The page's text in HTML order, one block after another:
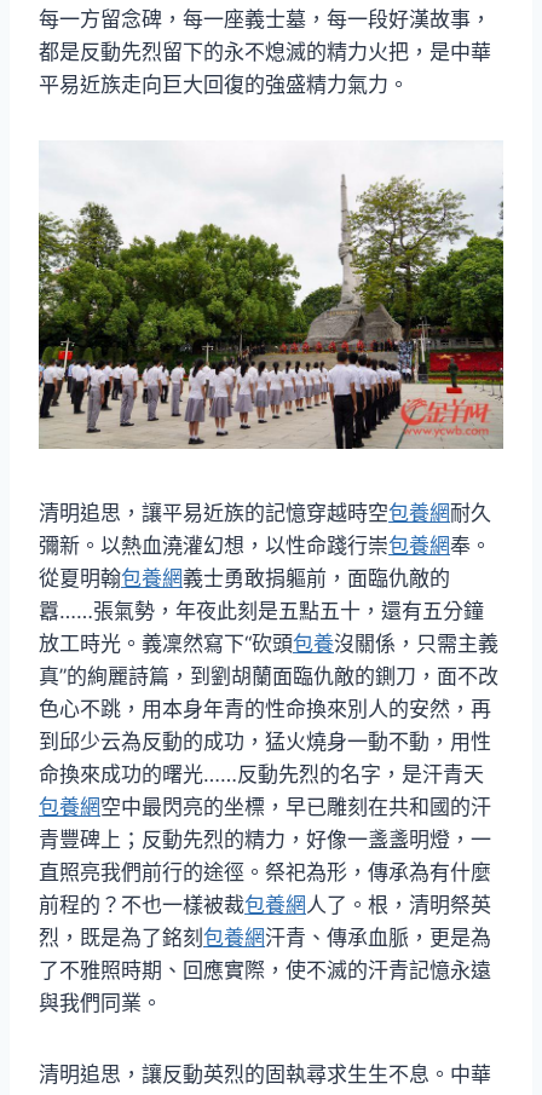
每一方留念碑，每一座義士墓，每一段好漢故事，
都是反動先烈留下的永不熄滅的精力火把，是中華
平易近族走向巨大回復的強盛精力氣力。
清明追思，讓平易近族的記憶穿越時空包養網耐久
彌新。以熱血澆灌幻想，以性命踐行崇包養網奉。
從夏明翰包養網義士勇敢捐軀前，面臨仇敵的
囂……張氣勢，年夜此刻是五點五十，還有五分鐘
放工時光。義凜然寫下“砍頭包養沒關係，只需主義
真”的絢麗詩篇，到劉胡蘭面臨仇敵的鍘刀，面不改
色心不跳，用本身年青的性命換來別人的安然，再
到邱少云為反動的成功，猛火燒身一動不動，用性
命換來成功的曙光……反動先烈的名字，是汗青天
包養網空中最閃亮的坐標，早已雕刻在共和國的汗
青豐碑上；反動先烈的精力，好像一盞盞明燈，一
直照亮我們前行的途徑。祭祀為形，傳承為有什麼
前程的？不也一樣被裁包養網人了。根，清明祭英
烈，既是為了銘刻 包養網汗青、傳承血脈，更是為
了不雅照時期、回應實際，使不滅的汗青記憶永遠
與我們同業。
清明追思，讓反動英烈的固執尋求生生不息。中華